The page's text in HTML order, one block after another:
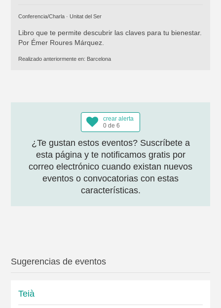
Conferencia/Charla · Unitat del Ser
Libro que te permite descubrir las claves para tu bienestar.
Por Émer Roures Márquez.
Realizado anteriormente en: Barcelona
crear alerta
0 de 6
¿Te gustan estos eventos? Suscríbete a
esta página y te notificamos gratis por
correo electrónico cuando existan nuevos
eventos o convocatorias con estas
características.
Sugerencias de eventos
Teià